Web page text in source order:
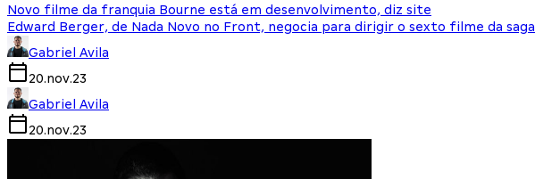
Novo filme da franquia Bourne está em desenvolvimento, diz site
Edward Berger, de Nada Novo no Front, negocia para dirigir o sexto filme da saga
Gabriel Avila
20.nov.23
Gabriel Avila
20.nov.23